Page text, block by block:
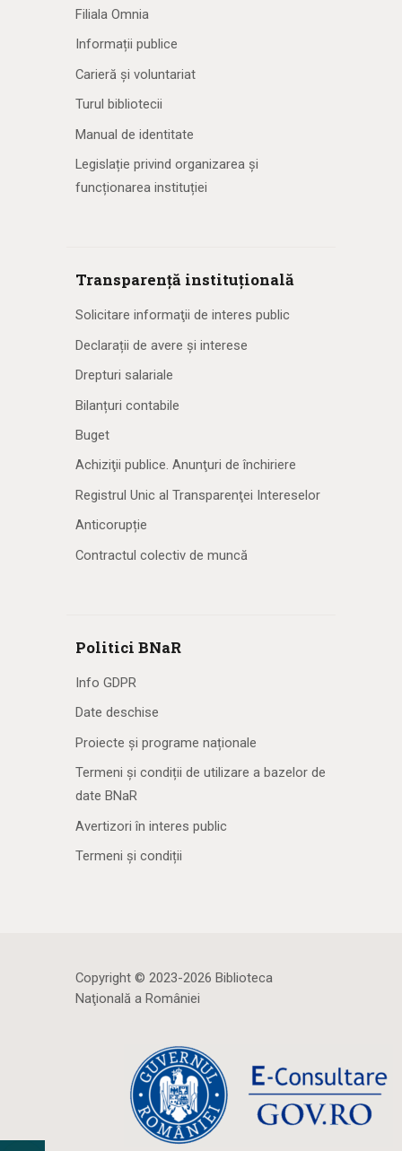
Filiala Omnia
Informații publice
Carieră și voluntariat
Turul bibliotecii
Manual de identitate
Legislație privind organizarea și
funcționarea instituției
Transparență instituțională
Solicitare informaţii de interes public
Declarații de avere și interese
Drepturi salariale
Bilanțuri contabile
Buget
Achiziţii publice. Anunţuri de închiriere
Registrul Unic al Transparenţei Intereselor
Anticorupție
Contractul colectiv de muncă
Politici BNaR
Info GDPR
Date deschise
Proiecte și programe naționale
Termeni și condiții de utilizare a bazelor de
date BNaR
Avertizori în interes public
Termeni și condiții
Copyright © 2023-2026 Biblioteca
Naţională a României